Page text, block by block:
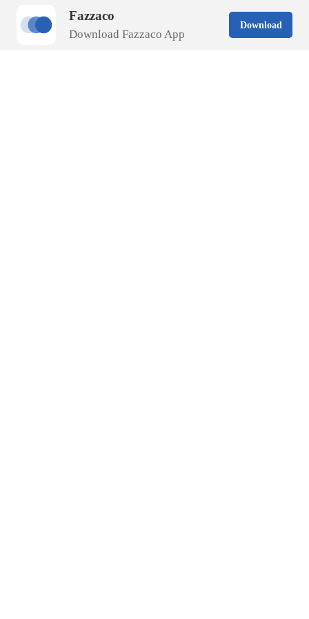
Fazzaco
Download Fazzaco App
Download